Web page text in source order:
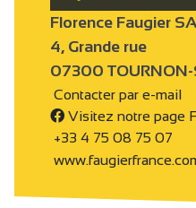
Florence Faugier
4, Grande rue
07300 TOURNON-
Contacter par e-mail
Visitez notre page
+33 4 75 08 75 07